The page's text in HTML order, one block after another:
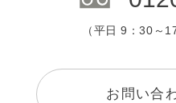
（平日 9：30～
お問い合